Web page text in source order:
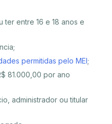
ter entre 16 e 18 anos e
permitidas pelo MEI;
81.000,00 por ano
administrador ou titular